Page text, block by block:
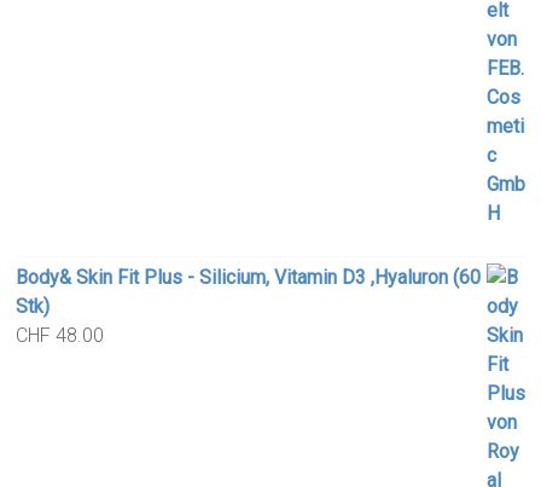
Body& Skin Fit Plus - Silicium, Vitamin D3 ,Hyaluron (60
Stk)
CHF 48.00